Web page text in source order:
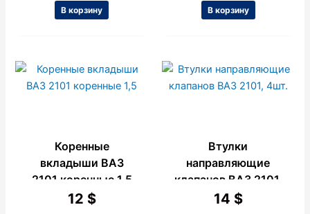
В корзину В корзину
Коренные
вкладыши ВАЗ
2101 коренные 1,5
12 $
Втулки
направляющие
клапанов ВАЗ 2101,
4шт.
14 $